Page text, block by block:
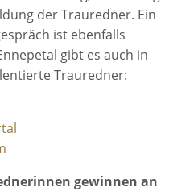
der Trauredner. Ein
ist ebenfalls
gibt es auch in
Trauredner:
gewinnen an